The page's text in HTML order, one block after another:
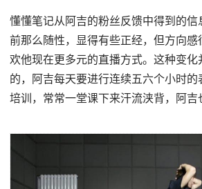
懂懂笔记从阿吉的粉丝反馈中得到的信
前那么随性，显得有些正经，但方向感
欢他现在更多元的直播方式。这种变化
的，阿吉每天要进行连续五六个小时的
培训，常常一堂课下来汗流浃背，阿吉